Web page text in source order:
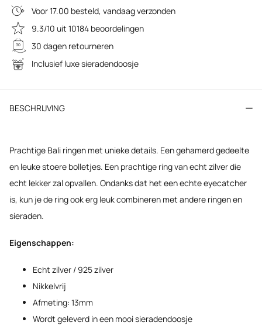
Voor 17.00 besteld, vandaag verzonden
9.3/10 uit 10184 beoordelingen
30 dagen retourneren
Inclusief luxe sieradendoosje
BESCHRIJVING
Prachtige Bali ringen met unieke details. Een gehamerd gedeelte
en leuke stoere bolletjes. Een prachtige ring van echt zilver die
echt lekker zal opvallen. Ondanks dat het een echte eyecatcher
is, kun je de ring ook erg leuk combineren met andere ringen en
sieraden.
Eigenschappen:
Echt zilver / 925 zilver
Nikkelvrij
Afmeting: 13mm
Wordt geleverd in een mooi sieradendoosje